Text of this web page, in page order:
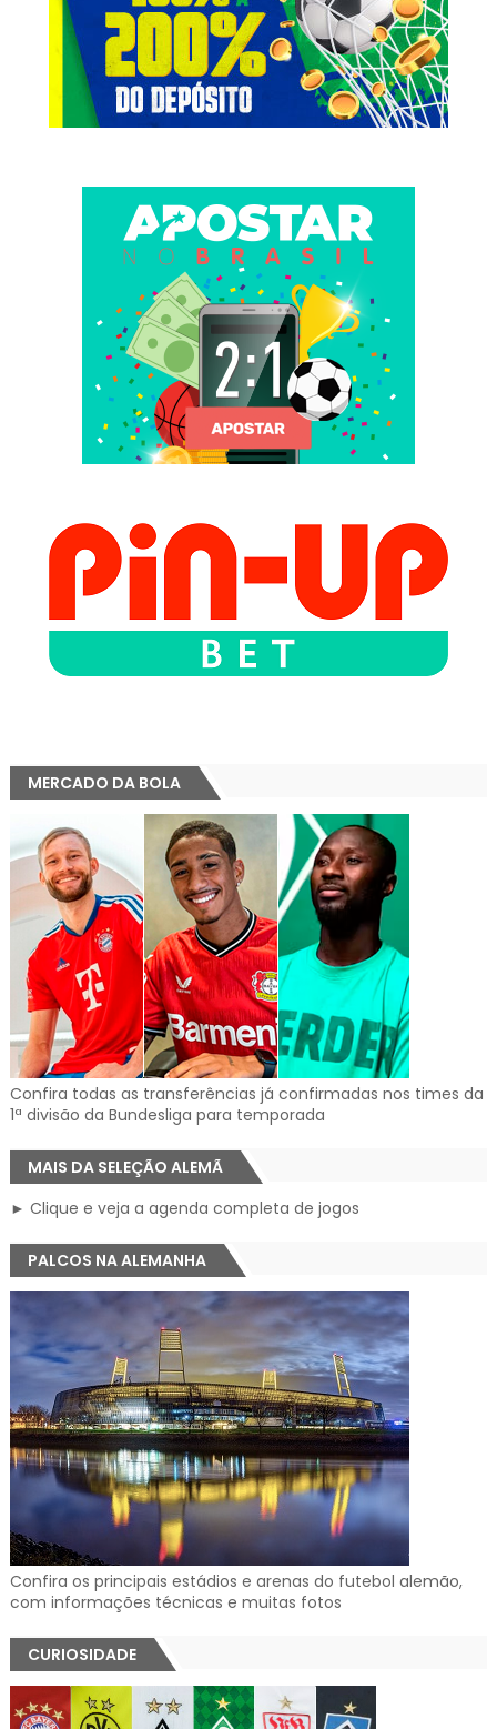
MERCADO DA BOLA
Confira todas as transferências já confirmadas nos times da
1ª divisão da Bundesliga para temporada
MAIS DA SELEÇÃO ALEMÃ
► Clique e veja a agenda completa de jogos
PALCOS NA ALEMANHA
Confira os principais estádios e arenas do futebol alemão,
com informações técnicas e muitas fotos
CURIOSIDADE